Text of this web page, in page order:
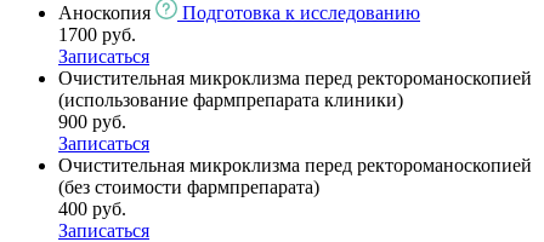
Аноскопия
Подготовка к исследованию
1700 руб.
Записаться
Очистительная микроклизма перед ректороманоскопией
(использование фармпрепарата клиники)
900 руб.
Записаться
Очистительная микроклизма перед ректороманоскопией
(без стоимости фармпрепарата)
400 руб.
Записаться